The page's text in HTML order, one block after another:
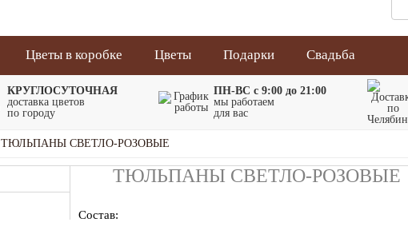
Цветы в коробке Цветы Подарки Свадьба
КРУГЛОСУТОЧНАЯ
доставка цветов
по городу
ПН-ВС с 9:00 до 21:00
мы работаем
для вас
ТЮЛЬПАНЫ СВЕТЛО-РОЗОВЫЕ
ТЮЛЬПАНЫ СВЕТЛО-РОЗОВЫЕ
Состав: